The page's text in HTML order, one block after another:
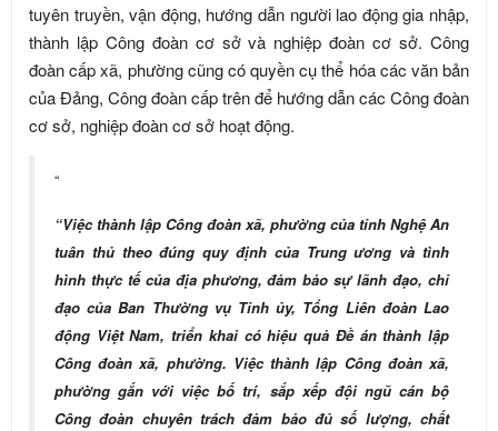
tuyên truyền, vận động, hướng dẫn người lao động gia nhập,
thành lập Công đoàn cơ sở và nghiệp đoàn cơ sở. Công
đoàn cấp xã, phường cũng có quyền cụ thể hóa các văn bản
của Đảng, Công đoàn cấp trên để hướng dẫn các Công đoàn
cơ sở, nghiệp đoàn cơ sở hoạt động.
“
“Việc thành lập Công đoàn xã, phường của tỉnh Nghệ An
tuân thủ theo đúng quy định của Trung ương và tình
hình thực tế của địa phương, đảm bảo sự lãnh đạo, chỉ
đạo của Ban Thường vụ Tỉnh ủy, Tổng Liên đoàn Lao
động Việt Nam, triển khai có hiệu quả Đề án thành lập
Công đoàn xã, phường. Việc thành lập Công đoàn xã,
phường gắn với việc bố trí, sắp xếp đội ngũ cán bộ
Công đoàn chuyên trách đảm bảo đủ số lượng, chất